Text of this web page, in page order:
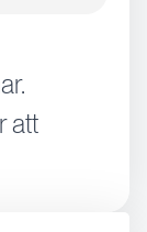
att